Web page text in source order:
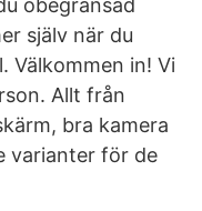
obegränsad
själv när du
Välkommen in! Vi
Allt från
bra kamera
varianter för de